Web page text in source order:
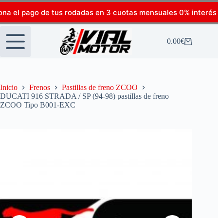
el pago de tus rodadas en 3 cuotas mensuales 0% interés
0.00€
Inicio Frenos
Pastillas de freno ZCOO
DUCATI 916 STRADA / SP (94-98) pastillas de freno
ZCOO Tipo B001-EXC